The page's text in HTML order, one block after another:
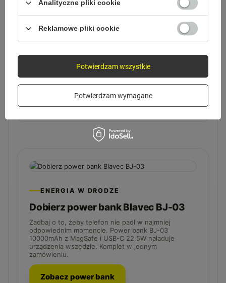
Czy przesyła też dane?
Czy produkt jest gotowy do użycia od
razu?
ENERGIA W DRODZE
Dobierz power bank Blavec BJ-03
Zadbaj o to, żeby telefon nie padł w najmniej
odpowiednim momencie. Power bank BJ-03
10000mAh z MagSafe i USB-C 22,5W naładuje
urządzenia wszędzie. Komplet w jednym
zamówieniu.
Zobacz power bank
Analityczne pliki cookie
Reklamowe pliki cookie
Potwierdzam wymagane
Potwierdzam wszystkie